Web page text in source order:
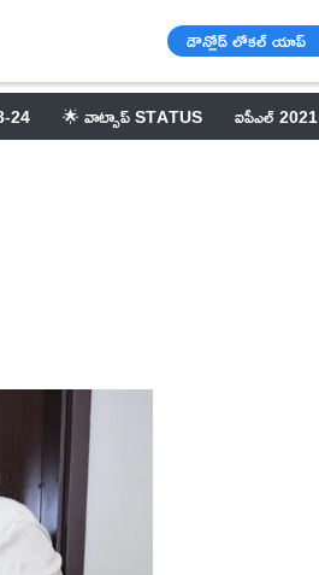
డౌన్లోడ్ లోకల్ యాప్
24 🌟 వాట్సాప్ STATUS ఐపీఎల్ 2021